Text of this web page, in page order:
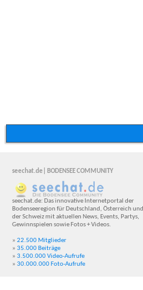
seechat.de| BODENSEE COMMUNITY
seechat.de: Das innovative Internetportal der
Bodenseeregion für Deutschland, Österreich und
der Schweiz mit aktuellen News, Events, Partys,
Gewinnspielen sowie Fotos + Videos.
» 22.500 Mitglieder
» 35.000 Beiträge
» 3.500.000 Video-Aufrufe
» 30.000.000 Foto-Aufrufe